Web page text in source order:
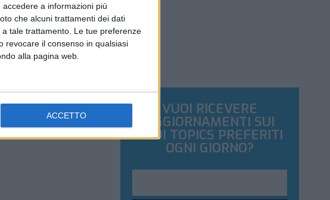
a informazioni più
che alcuni trattamenti dei dati
tale trattamento. Le tue preferenze
revocare il consenso in qualsiasi
alla pagina web.
ACCETTO VUOI RICEVERE
AGGIORNAMENTI SUI
TUOI TOPICS PREFERITI
OGNI GIORNO?